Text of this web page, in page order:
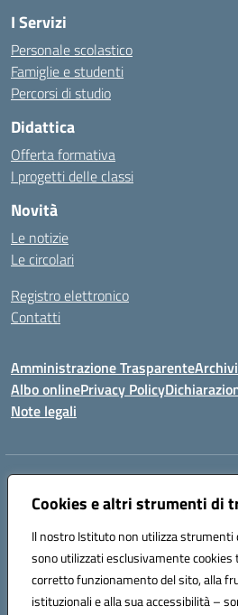
Cookies e altri strumenti di
Il nostro Istituto non utilizza strumenti
sono utilizzati esclusivamente cookies
corretto funzionamento del sito, alla
istituzionali e alla sua accessibilità –
I Servizi
Personale scolastico
Famiglie e studenti
Percorsi di studio
Didattica
Offerta formativa
I progetti delle classi
Novità
Le notizie
Le circolari
Registro elettronico
Contatti
Amministrazione Trasparente
Albo onlinePrivacy Policy
Note legali
Indirizzo:
Centralino:096721161 Email:
Codice fiscale: 84000710792
Codice meccanografico:
CZIC869004
Codice unico di fatturazione (CUF): UFKGA0